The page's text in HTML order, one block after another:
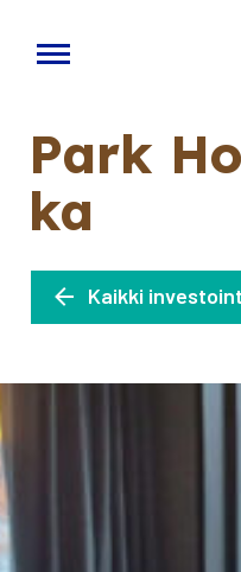
sisältöön
Park
ka
Kaik­ki